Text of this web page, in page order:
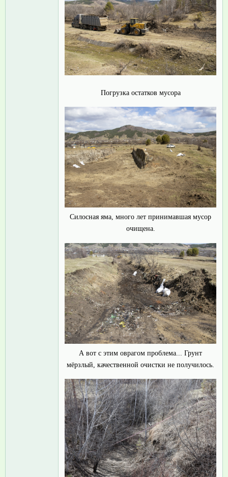
Погрузка остатков мусора
Силосная яма, много лет принимавшая мусор
очищена.
А вот с этим оврагом проблема... Грунт
мёрзлый, качественной очистки не получилось.